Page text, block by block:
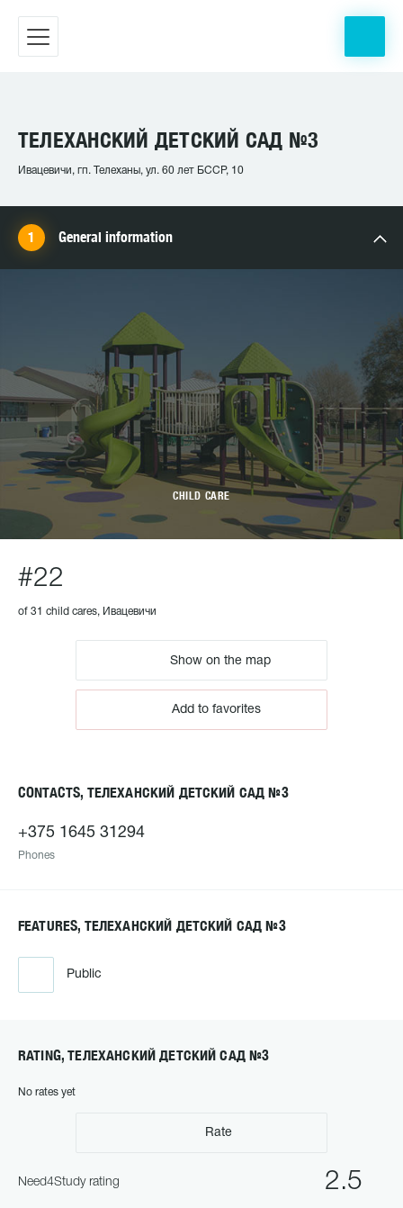
ТЕЛЕХАНСКИЙ ДЕТСКИЙ САД №3
Ивацевичи, гп. Телеханы, ул. 60 лет БССР, 10
General information
CHILD CARE
#22
of 31 child cares, Ивацевичи
Show on the map
Add to favorites
CONTACTS, ТЕЛЕХАНСКИЙ ДЕТСКИЙ САД №3
+375 1645 31294
Phones
FEATURES, ТЕЛЕХАНСКИЙ ДЕТСКИЙ САД №3
Public
RATING, ТЕЛЕХАНСКИЙ ДЕТСКИЙ САД №3
No rates yet
Rate
2.5
Need4Study rating